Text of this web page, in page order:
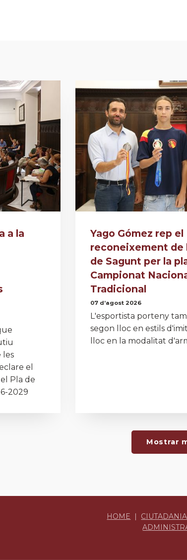
a la
les
el
Pla de
2029
Yago Gómez rep el
reconeixement de
de Sagunt per la
Campionat
Tradicional
07 d’agost 2026
L'esportista porteny
segon lloc en estils
lloc en la modalitat
Mostrar
HOME | CIUTADANIA